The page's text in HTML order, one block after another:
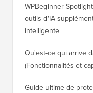
WPBeginner
outils d'IA
intelligente
Qu'est-ce qui arrive
(Fonctionnalités et
Guide ultime de